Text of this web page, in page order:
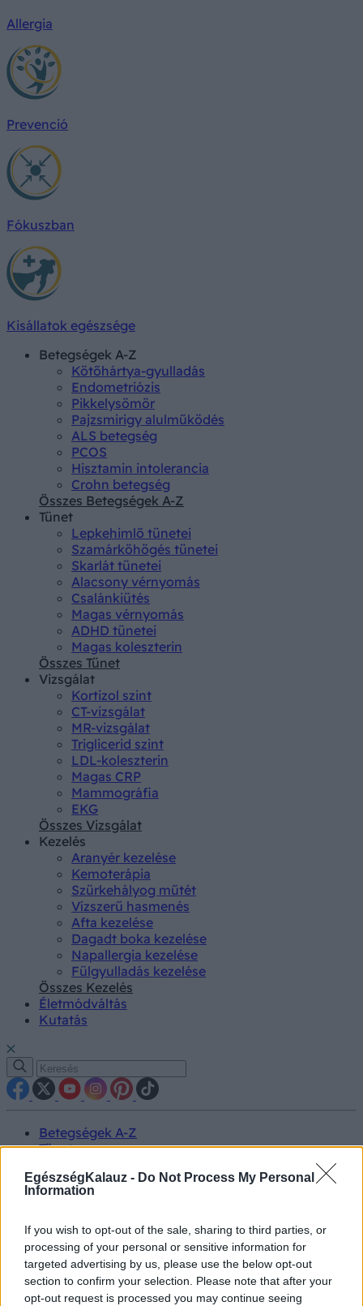
EgészségKalauz - Do Not Process My Personal
Information
If you wish to opt-out of the sale, sharing to third parties, or
processing of your personal or sensitive information for
targeted advertising by us, please use the below opt-out
section to confirm your selection. Please note that after your
opt-out request is processed you may continue seeing
Allergia
Prevenció
Fókuszban
Kisállatok egészsége
Betegségek A-Z
Kötőhártya-gyulladás
Endometriózis
Pikkelysömör
Pajzsmirigy alulműködés
ALS betegség
PCOS
Hisztamin intolerancia
Crohn betegség
Összes Betegségek A-Z
Tünet
Lepkehimlő tünetei
Szamárköhögés tünetei
Skarlát tünetei
Alacsony vérnyomás
Csalánkiütés
Magas vérnyomás
ADHD tünetei
Magas koleszterin
Összes Tünet
Vizsgálat
Kortizol szint
CT-vizsgálat
MR-vizsgálat
Triglicerid szint
LDL-koleszterin
Magas CRP
Mammográfia
EKG
Összes Vizsgálat
Kezelés
Aranyér kezelése
Kemoterápia
Szürkehályog műtét
Vízszerű hasmenés
Afta kezelése
Dagadt boka kezelése
Napallergia kezelése
Fülgyulladás kezelése
Összes Kezelés
Életmódváltás
Kutatás
Betegségek A-Z
Tünet
Kezelés
Életmódváltás
Prevenció
Hírek
Videók
Kisállatok egészsége